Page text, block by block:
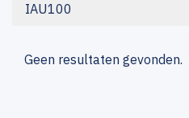
IAU100
Geen resultaten gevonden.